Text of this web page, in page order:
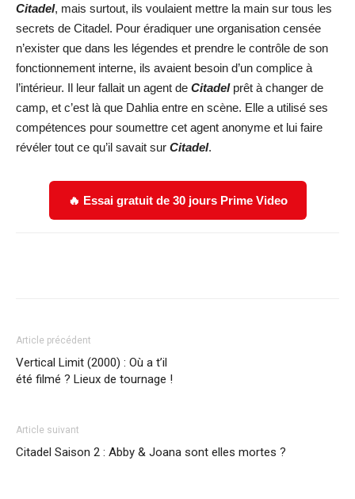
Citadel, mais surtout, ils voulaient mettre la main sur tous les
secrets de Citadel. Pour éradiquer une organisation censée
n’exister que dans les légendes et prendre le contrôle de son
fonctionnement interne, ils avaient besoin d’un complice à
l’intérieur. Il leur fallait un agent de Citadel prêt à changer de
camp, et c’est là que Dahlia entre en scène. Elle a utilisé ses
compétences pour soumettre cet agent anonyme et lui faire
révéler tout ce qu’il savait sur Citadel.
🔥 Essai gratuit de 30 jours Prime Video
Article précédent
Vertical Limit (2000) : Où a t’il
été filmé ? Lieux de tournage !
Article suivant
Citadel Saison 2 : Abby & Joana sont elles mortes ?